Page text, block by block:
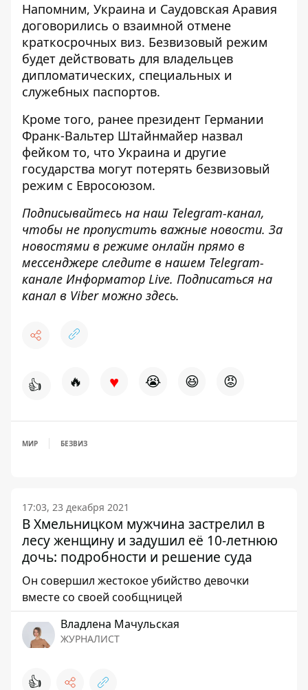
Напомним, Украина и Саудовская Аравия
договорились о взаимной отмене
краткосрочных виз. Безвизовый режим
будет действовать для владельцев
дипломатических, специальных и
служебных паспортов.
Кроме того, ранее президент Германии
Франк-Вальтер Штайнмайер назвал
фейком то, что Украина и другие
государства могут потерять безвизовый
режим с Евросоюзом.
Подписывайтесь на наш Telegram-канал,
чтобы не пропустить важные новости. За
новостями в режиме онлайн прямо в
мессенджере следите в нашем Telegram-
канале Информатор Live. Подписаться на
канал в Viber можно здесь.
👍 🔥 ♥ 😭 😆 😡
МИР БЕЗВИЗ
17:03, 23 декабря 2021
В Хмельницком мужчина застрелил в
лесу женщину и задушил её 10-летнюю
дочь: подробности и решение суда
Он совершил жестокое убийство девочки
вместе со своей сообщницей
Владлена Мачульская
ЖУРНАЛИСТ
👍